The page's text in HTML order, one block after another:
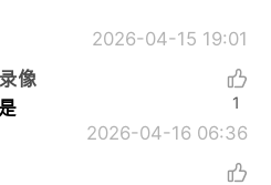
2026-04-15 19:01
像
2026-04-16 06:36
1